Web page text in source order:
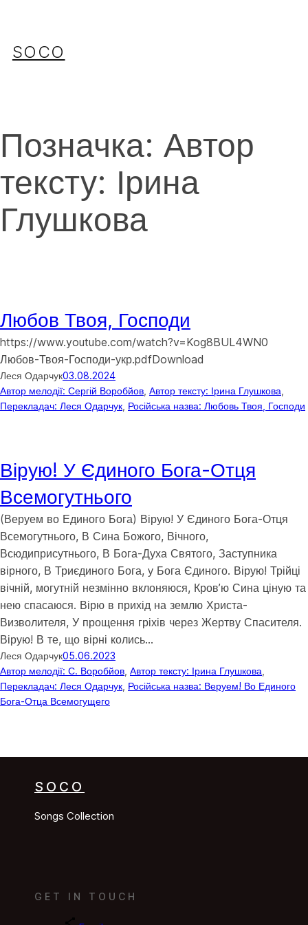
SOCO
Позначка: Автор
тексту: Ірина
Глушкова
Любов Твоя, Господи
https://www.youtube.com/watch?v=Kog8BUL4WN0
Любов-Твоя-Господи-укр.pdfDownload
Леся Одарчук03.08.2024
Автор мелодії: Сергій Воробйов Автор тексту: Ірина Глушкова
Перекладач: Леся Одарчук Російська назва: Любовь Твоя, Господи
Вірую! У Єдиного Бога-Отця
Всемогутнього
(Веруем во Единого Бога) Вірую! У Єдиного Бога-Отця
Всемогутнього, В Сина Божого, Вічного,
Всюдиприсутнього, В Бога-Духа Святого, Заступника
вірного, В Триєдиного Бога, у Бога Єдиного. Вірую! Трійці
вічній, могутній незмінно вклоняюся, Кров’ю Сина ціную та
нею спасаюся. Вірю в прихід на землю Христа-
Визволителя, У прощення гріхів через Жертву Спасителя.
Вірую! В те, що вірні колись…
Леся Одарчук05.06.2023
Автор мелодії: С. Воробйов Автор тексту: Ірина Глушкова
Перекладач: Леся Одарчук Російська назва: Веруем! Во Единого
Бога-Отца Всемогущего
SOCO
Songs Collection
GET IN TOUCH